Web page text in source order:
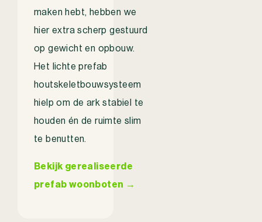
maken hebt, hebben we
hier extra scherp gestuurd
op gewicht en opbouw.
Het lichte prefab
houtskeletbouwsysteem
hielp om de ark stabiel te
houden én de ruimte slim
te benutten.
Bekijk gerealiseerde
prefab woonboten →